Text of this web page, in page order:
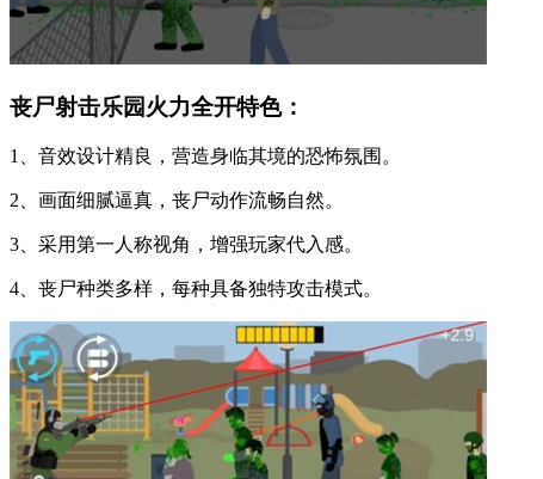
丧尸射击乐园火力全开特色：
1、音效设计精良，营造身临其境的恐怖氛围。
2、画面细腻逼真，丧尸动作流畅自然。
3、采用第一人称视角，增强玩家代入感。
4、丧尸种类多样，每种具备独特攻击模式。